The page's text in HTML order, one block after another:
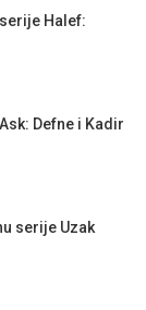
Halef:
Defne i Kadir
serije Uzak